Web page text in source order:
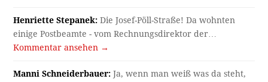
Henriette Stepanek: Die Josef-Pöll-Straße! Da wohnten
einige Postbeamte - vom Rechnungsdirektor der…
Kommentar ansehen →
Manni Schneiderbauer: Ja, wenn man weiß was da steht,